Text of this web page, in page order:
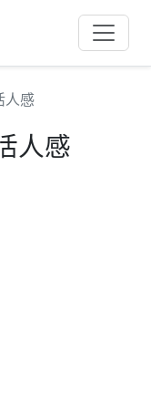
人感
人感